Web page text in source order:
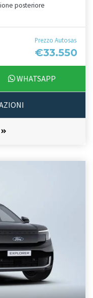
posteriore
Prezzo Autosas
€33.550
WHATSAPP